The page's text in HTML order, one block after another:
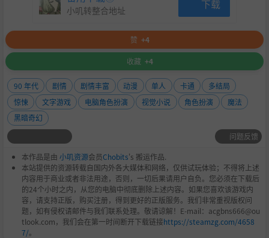
小叽转整合地址 下载
赞 +4
收藏 +4
90 年代 剧情 剧情丰富 动漫 单人 卡通
多结局
惊悚
文字游戏 电脑角色扮演 视觉小说 角色扮演
魔法
黑暗奇幻
问题反馈
本作品是由 小叽资源会员Chobits's 搬运作品.
本站提供的资源转载自国内外各大媒体和网络，仅供试玩体验；不得将上述
内容用于商业或者非法用途，否则，一切后果请用户自负。您必须在下载后
的24个小时之内，从您的电脑中彻底删除上述内容。如果您喜欢该游戏内
容，请支持正版，购买注册，得到更好的正版服务。我们非常重视版权问
题，如有侵权请邮件与我们联系处理。敬请谅解！E-mail：acgbns666@ou
tlook.com，我们会在第一时间断开下载链接https://steamzg.com/4658
7/。